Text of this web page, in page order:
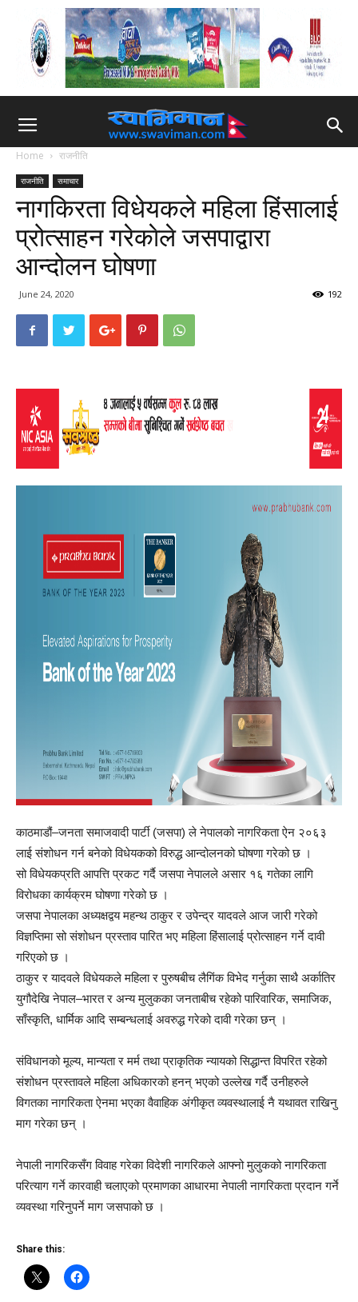
Home राजनीति
राजनीति समाचार
नागकिरता विधेयकले महिला हिंसालाई
प्रोत्साहन गरेकाेले जसपाद्वारा
आन्दोलन घोषणा
June 24, 2020 192
काठमाडौं–जनता समाजवादी पार्टी (जसपा) ले नेपालको नागरिकता ऐन २०६३
लाई संशोधन गर्न बनेको विधेयकको विरुद्ध आन्दोलनको घोषणा गरेको छ ।
सो विधेयकप्रति आपत्ति प्रकट गर्दै जसपा नेपालले असार १६ गतेका लागि
विरोधका कार्यक्रम घोषणा गरेको छ ।
जसपा नेपालका अध्यक्षद्वय महन्थ ठाकुर र उपेन्द्र यादवले आज जारी गरेको
विज्ञप्तिमा सो संशोधन प्रस्ताव पारित भए महिला हिंसालाई प्रोत्साहन गर्ने दावी
गरिएको छ ।
ठाकुर र यादवले विधेयकले महिला र पुरुषबीच लैगिंक विभेद गर्नुका साथै अर्कातिर
युगौदेखि नेपाल–भारत र अन्य मुलुकका जनताबीच रहेको पारिवारिक, समाजिक,
साँस्कृति, धार्मिक आदि सम्बन्धलाई अवरुद्ध गरेको दावी गरेका छन् ।
संविधानको मूल्य, मान्यता र मर्म तथा प्राकृतिक न्यायको सिद्धान्त विपरित रहेको
संशोधन प्रस्तावले महिला अधिकारको हनन् भएको उल्लेख गर्दै उनीहरुले
विगतका नागरिकता ऐनमा भएका वैवाहिक अंगीकृत व्यवस्थालाई नै यथावत राखिनु
माग गरेका छन् ।
नेपाली नागरिकसँग विवाह गरेका विदेशी नागरिकले आफ्नो मुलुकको नागरिकता
परित्याग गर्ने कारवाही चलाएको प्रमाणका आधारमा नेपाली नागरिकता प्रदान गर्ने
व्यवस्था गरिनुपर्ने माग जसपाको छ ।
Share this: